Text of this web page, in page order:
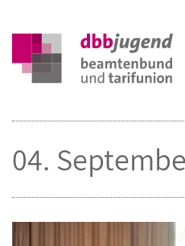
04.